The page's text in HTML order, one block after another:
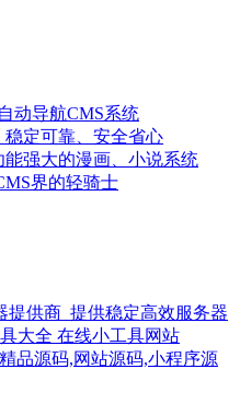
动导航CMS系统
稳定可靠、安全省心
能强大的漫画、小说系统
界的轻骑士
提供商_提供稳定高效服务器
大全 在线小工具网站
品源码,网站源码,小程序源